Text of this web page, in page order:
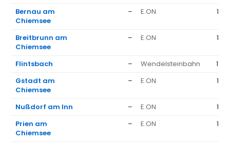
Bernau am
Chiemsee
– E.ON
Breitbrunn am
Chiemsee
– E.ON
Flintsbach – Wendelsteinbahn
Gstadt am
Chiemsee
– E.ON
Nußdorf am Inn – E.ON
Prien am
Chiemsee
– E.ON